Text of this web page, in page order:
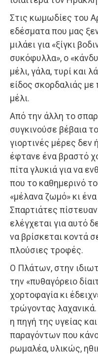
Στις κωμωδίες του
εδέσματα που μας
μιλάει για «ξίγκι
συκόφυλλα», ο
μέλι, γάλα, τυρί και
είδος σκορδαλιάς με
μέλι.
Από την άλλη το
συγκινούσε βέβαια
γιορτινές μέρες δεν
έφτανε ένα βραστό
πίτα γλυκιά για να
που το καθημερινό
«μέλανα ζωμό» κι
Σπαρτιάτες
ελέγχεται για αυτό
να βρίσκεται κοντά
πλούσιες τροφές.
Ο Πλάτων, στην
την «πυθαγόρειο
χορτοφαγία κι
τρώγοντας λαχανικά.
η πηγή της υγείας
παραγόντων που
ρωμαλέα, υλικώς,